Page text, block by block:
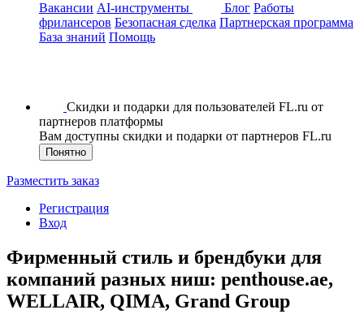
Вакансии AI-инструменты Блог Работы
фрилансеров Безопасная сделка Партнерская программа
База знаний Помощь
Скидки и подарки для пользователей FL.ru от
партнеров платформы
Вам доступны скидки и подарки от партнеров FL.ru
Понятно
Разместить заказ
Регистрация
Вход
Фирменный стиль и брендбуки для
компаний разных ниш: penthouse.ae,
WELLAIR, QIMA, Grand Group